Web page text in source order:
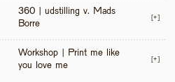
360 | udstilling v. Mads
Borre
[+]
Workshop | Print me like
you love me
[+]